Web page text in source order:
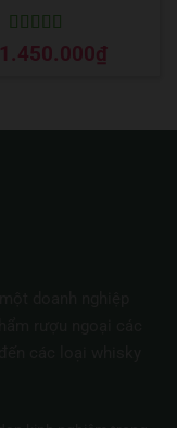
Được xếp
hạng55 sao
1.450.000₫